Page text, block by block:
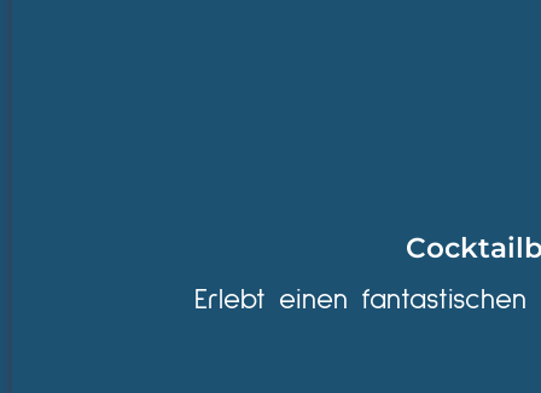
Erlebt einen fantastischen